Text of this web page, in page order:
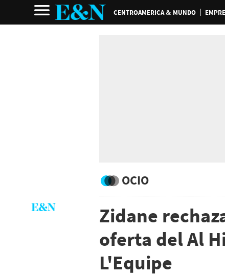
CENTROAMERICA & MUNDO
OCIO
Zidane
oferta del Al
L'Equipe